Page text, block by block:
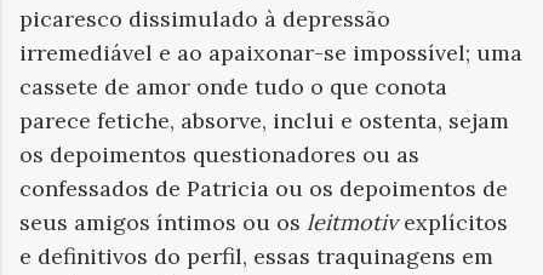
picaresco dissimulado à depressão
irremediável e ao apaixonar-se impossível; uma
cassete de amor onde tudo o que conota
parece fetiche, absorve, inclui e ostenta, sejam
os depoimentos questionadores ou as
confessados de Patricia ou os depoimentos de
seus amigos íntimos ou os leitmotivexplícitos
e definitivos do perfil, essas traquinagens em